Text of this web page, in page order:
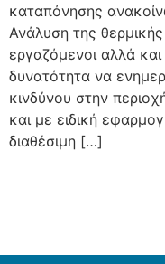
καταπόνησης
Ανάλυση της
εργαζόμενοι αλλά
δυνατότητα να
κινδύνου στην
και με ειδική
διαθέσιμη […]